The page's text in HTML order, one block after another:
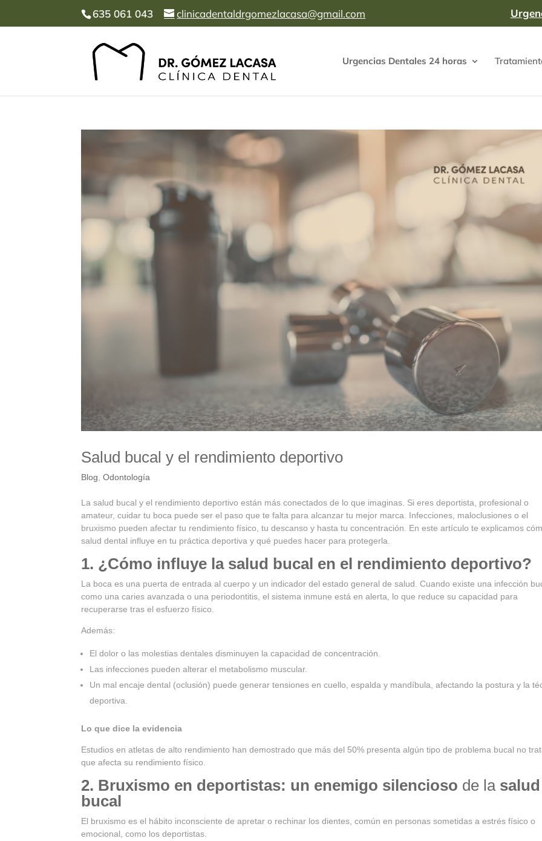
635 061 043 clinicadentaldrgomezlacasa@gmail.com
Urgencias Dentales 24 horas
Salud bucal y el rendimiento deportivo
Blog ,Odontología
La salud bucal y el rendimiento deportivo están más conectados de lo que imaginas. Si eres deportista, profesional o
amateur, cuidar tu boca puede ser el paso que te falta para alcanzar tu mejor marca. Infecciones, maloclusiones o el
bruxismo pueden afectar tu rendimiento físico, tu descanso y hasta tu concentración. En este artículo te explicamos
salud dental influye en tu práctica deportiva y qué puedes hacer para protegerla.
1. ¿Cómo influye la salud bucal en el rendimiento deportivo?
La boca es una puerta de entrada al cuerpo y un indicador del estado general de salud. Cuando existe una infección
como una caries avanzada o una periodontitis, el sistema inmune está en alerta, lo que reduce su capacidad para
recuperarse tras el esfuerzo físico.
Además:
El dolor o las molestias dentales disminuyen la capacidad de concentración.
Las infecciones pueden alterar el metabolismo muscular.
Un mal encaje dental (oclusión) puede generar tensiones en cuello, espalda y mandíbula, afectando la postura y la
deportiva.
Lo que dice la evidencia
Estudios en atletas de alto rendimiento han demostrado que más del 50% presenta algún tipo de problema bucal no
que afecta su rendimiento físico.
2. Bruxismo en deportistas: un enemigo silencioso de la salud
bucal
El bruxismo es el hábito inconsciente de apretar o rechinar los dientes, común en personas sometidas a estrés físico o
emocional, como los deportistas.